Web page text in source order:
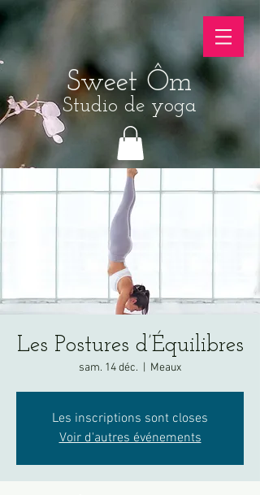
Sweet Ôm
Studio de yoga
Les Postures d’Équilibres
sam. 14 déc. Meaux
Les inscriptions sont closes
Voir d'autres événements